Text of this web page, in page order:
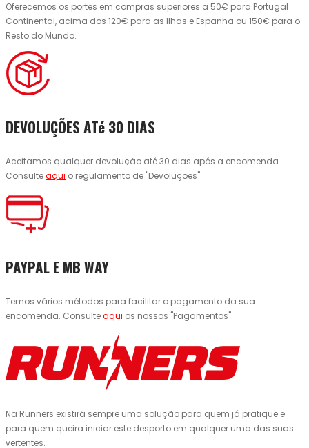
Oferecemos os portes em compras superiores a 50€ para Portugal
Continental, acima dos 120€ para as Ilhas e Espanha ou 150€ para o
Resto do Mundo.
DEVOLUÇÕES ATé 30 DIAS
Aceitamos qualquer devolução até 30 dias após a encomenda.
Consulteaqui o regulamento de "Devoluções".
PAYPAL E MB WAY
Temos vários métodos para facilitar o pagamento da sua
encomenda. Consulteaqui os nossos "Pagamentos".
Na Runners existirá sempre uma solução para quem já pratique e
para quem queira iniciar este desporto em qualquer uma das suas
vertentes.